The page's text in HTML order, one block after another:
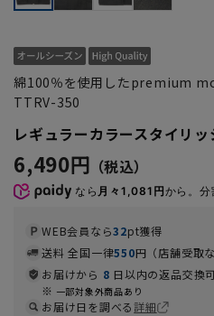
綿100％を使用したpremium
TTRV-350
レギュラーカラースタイリ
6,490円
なら 月々1,081円から。分
WEB会員なら32pt獲得
送料 全国一律550円（店舗受取
お届けから 8 日以内の返品交換
一部対象外商品あり
お届け日を調べる詳細